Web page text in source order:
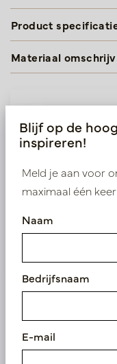
Product
Materiaal
Log in als
Nieuw?
Blijf op de
inspireren!
Meld je aan voor
maximaal één
Naam
Bedrijfsnaam
E-mail